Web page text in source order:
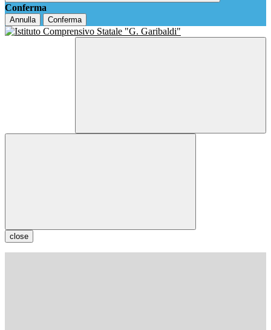
Conferma
Annulla Conferma
close